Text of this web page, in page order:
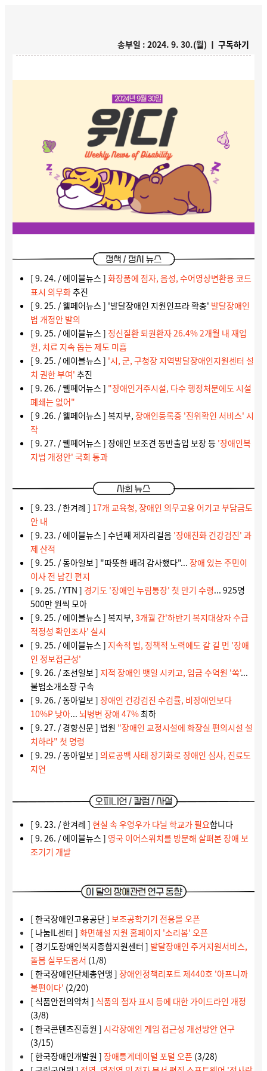
송부일 : 2024. 9. 30.(월) ㅣ 구독하기
[ 9. 24. / 에이블뉴스 ] 화장품에 점자, 음성, 수어영상변환용 코드
표시 의무화추진
[ 9. 25. / 웰페어뉴스 ] '발달장애인 지원인프라 확충' 발달장애인
법 개정안 발의
[ 9. 25. / 에이블뉴스 ] 정신질환 퇴원환자 26.4% 2개월 내 재입
원, 치료 지속 돕는 제도 미흡
[ 9. 25. / 에이블뉴스 ] '시, 군, 구청장 지역발달장애인지원센터 설
치 권한 부여' 추진
[ 9. 26. / 웰페어뉴스 ] "장애인거주시설, 다수 행정처분에도 시설
폐쇄는 없어"
[ 9 .26. / 웰페어뉴스 ] 복지부, 장애인등록증 '진위확인 서비스' 시
작
[ 9. 27. / 웰페어뉴스 ] 장애인 보조견 동반출입 보장 등 '장애인복
지법 개정안' 국회 통과
[ 9. 23. / 한겨례 ] 17개 교육청, 장애인 의무고용 어기고 부담금도
안 내
[ 9. 23. / 에이블뉴스 ] 수년째 제자리걸음 '장애친화 건강검진' 과
제 산적
[ 9. 25. / 동아일보 ] "따뜻한 배려 감사했다"... 장애 있는 주민이
이사 전 남긴 편지
[ 9. 25. / YTN ] 경기도 '장애인 누림통장' 첫 만기 수령... 925명
500만 원씩 모아
[ 9. 25. / 에이블뉴스 ] 복지부, 3개월 간'하반기 복지대상자 수급
적정성 확인조사' 실시
[ 9. 25. / 에이블뉴스 ] 지속적 법, 정책적 노력에도 갈 길 먼 '장애
인 정보접근성'
[ 9. 26. / 조선일보 ] 지적 장애인 뱃일 시키고, 임금 수억원 '쏙'...
불법소개소장 구속
[ 9. 26. / 동아일보 ] 장애인 건강검진 수검률, 비장애인보다
10%P 낮아... 뇌병변 장애 47%최하
[ 9. 27. / 경향신문 ] 법원 "장애인 교정시설에 화장실 편의시설 설
치하라" 첫 명령
[ 9. 29. / 동아일보 ] 의료공백 사태 장기화로 장애인 심사, 진료도
지연
[ 9. 23. / 한겨례 ] 현실 속 우영우가 다닐 학교가 필요합니다
[ 9. 26. / 에이블뉴스 ] 영국 이어스위치를 방문해 살펴본 장애 보
조기기 개발
[ 한국장애인고용공단 ] 보조공학기기 전용몰 오픈
[ 나눔IL센터 ] 화면해설 지원 홈페이지 '소리봄' 오픈
[ 경기도장애인복지종합지원센터 ] 발달장애인 주거지원서비스,
돌봄 실무도움서 (1/8)
[ 한국장애인단체총연맹 ] 장애인정책리포트 제440호 '아프니까
불편이다' (2/20)
[ 식품안전의약처 ] 식품의 점자 표시 등에 대한 가이드라인 개정
(3/8)
[ 한국콘텐츠진흥원 ] 시각장애인 게임 접근성 개선방안 연구
(3/15)
[ 한국장애인개발원 ] 장애통계데이털 포털 오픈 (3/28)